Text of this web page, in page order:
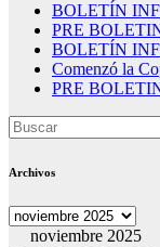
BOLETÍN
PRE
BOLETÍN
Comenzó la
PRE
Archivos
Archivos
noviembre 2025